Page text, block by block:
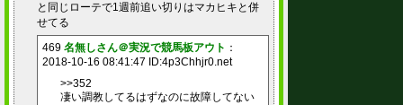
と同じローテで1週前追い切りはマカヒキと併
せてる
469 名無しさん＠実況で競馬板アウト ：
2018-10-16 08:41:47 ID:4p3Chhjr0.net
>>352
凄い調教してるはずなのに故障してない